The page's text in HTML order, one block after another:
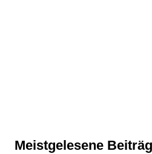
Meistgelesene